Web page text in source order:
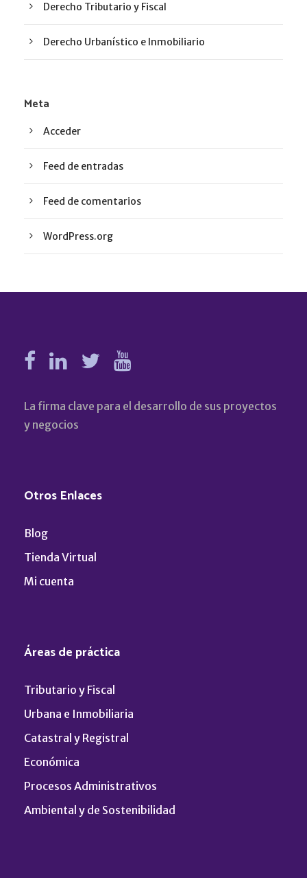
Derecho Tributario y Fiscal
Derecho Urbanístico e Inmobiliario
Meta
Acceder
Feed de entradas
Feed de comentarios
WordPress.org
La firma clave para el desarrollo de sus proyectos
y negocios
Otros Enlaces
Blog
Tienda Virtual
Mi cuenta
Áreas de práctica
Tributario y Fiscal
Urbana e Inmobiliaria
Catastral y Registral
Económica
Procesos Administrativos
Ambiental y de Sostenibilidad